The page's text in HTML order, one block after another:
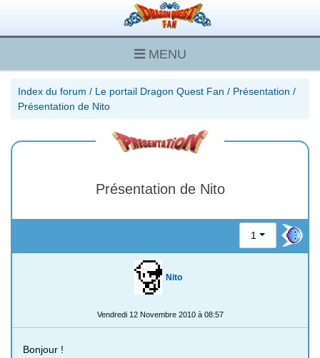
MENU
Index du forum / Le portail Dragon Quest Fan / Présentation /
Présentation de Nito
Présentation de Nito
1
Nito
Vendredi 12 Novembre 2010 à 08:57
Bonjour !